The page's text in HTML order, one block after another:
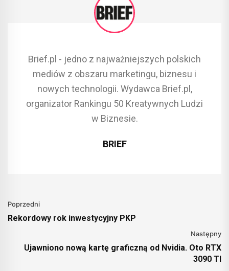
Brief.pl - jedno z najważniejszych polskich
mediów z obszaru marketingu, biznesu i
nowych technologii. Wydawca Brief.pl,
organizator Rankingu 50 Kreatywnych Ludzi
w Biznesie.
BRIEF
Poprzedni
Rekordowy rok inwestycyjny PKP
Następny
Ujawniono nową kartę graficzną od Nvidia. Oto RTX
3090 TI